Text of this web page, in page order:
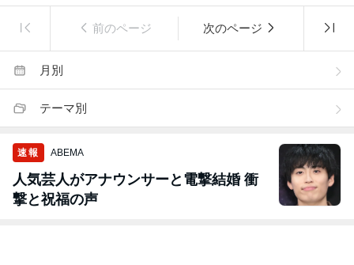
前のページ 次のページ
月別
テーマ別
速報 ABEMA
人気芸人がアナウンサーと電撃結婚 衝
撃と祝福の声